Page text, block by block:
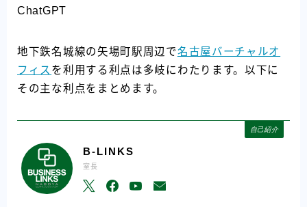
ChatGPT
地下鉄名城線の矢場町駅周辺で名古屋バーチャルオ
フィス を利用する利点は多岐にわたります。以下に
その主な利点をまとめます。
自己紹介
B-LINKS
室長